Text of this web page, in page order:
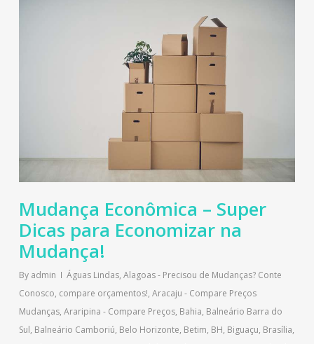
Mudança Econômica – Super
Dicas para Economizar na
Mudança!
By admin Águas Lindas, Alagoas - Precisou de Mudanças? Conte
Conosco, compare orçamentos!, Aracaju - Compare Preços
Mudanças, Araripina - Compare Preços, Bahia, Balneário Barra do
Sul, Balneário Camboriú, Belo Horizonte, Betim, BH, Biguaçu, Brasília,